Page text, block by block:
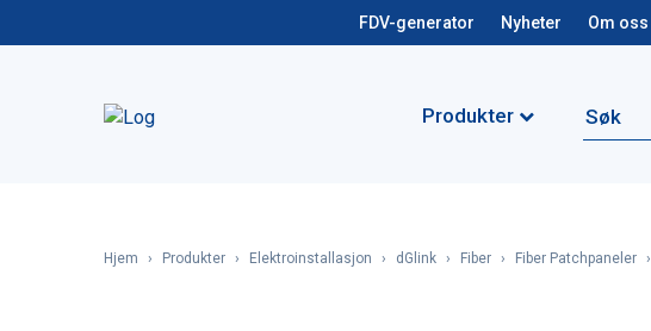
FDV-generator Nyheter Om oss
Produkter
Hjem › Produkter › Elektroinstallasjon › dGlink › Fiber › Fiber Patchpaneler ›